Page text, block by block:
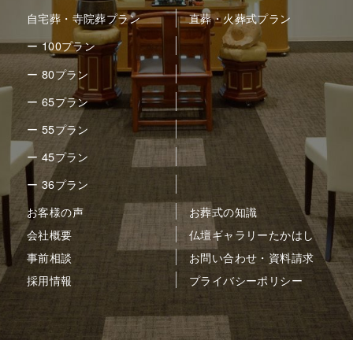
自宅葬・寺院葬プラン
ー 100プラン
ー 80プラン
ー 65プラン
ー 55プラン
ー 45プラン
ー 36プラン
直葬・火葬式プラン
お客様の声
お葬式の知識
会社概要
仏壇ギャラリーたかはし
事前相談
お問い合わせ・資料請求
採用情報
プライバシーポリシー